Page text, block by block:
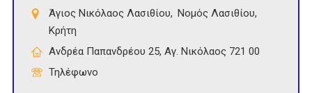
Άγιος Νικόλαος Λασιθίου
Νομός Λασιθίου
Κρήτη
Ανδρέα Παπανδρέου 25, Αγ. Νικόλαος 721 00
Τηλέφωνο